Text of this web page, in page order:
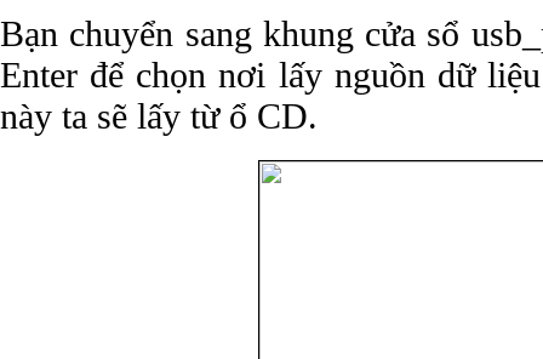
Bạn chuyển sang khung cửa sổ
Enter để chọn nơi lấy nguồn dữ
này ta sẽ lấy từ ổ CD.